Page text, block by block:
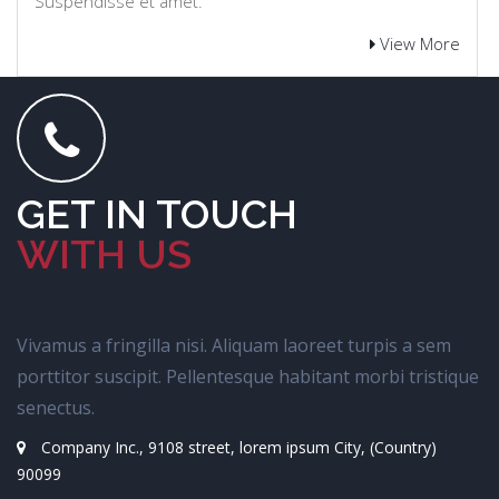
View More
GET IN TOUCH
WITH US
Vivamus a fringilla nisi. Aliquam laoreet turpis a sem
porttitor suscipit. Pellentesque habitant morbi tristique
senectus.
Company Inc., 9108 street, lorem ipsum City, (Country)
90099